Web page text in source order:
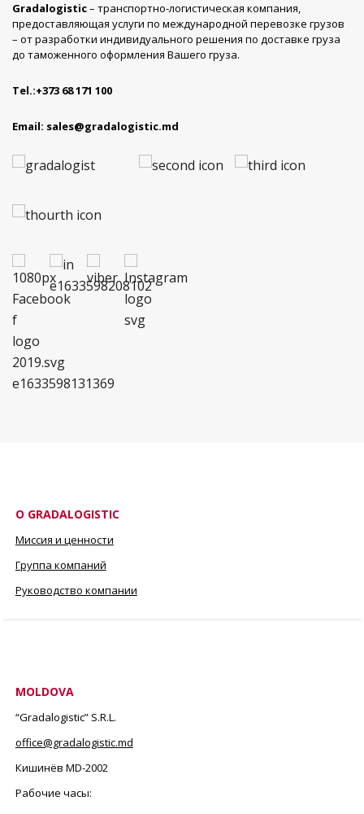
Gradalogistic– транспортно-логистическая компания,
предоставляющая услуги по международной перевозке грузов
– от разработки индивидуального решения по доставке груза
до таможенного оформления Вашего груза.
Tel.:+373 68 171 100
Email: sales@gradalogistic.md
О GRADALOGISTIC
Миссия и ценности
Группа компаний
Руководство компании
MOLDOVA
“Gradalogistic” S.R.L.
office@gradalogistic.md
Кишинёв MD-2002
Рабочие часы: